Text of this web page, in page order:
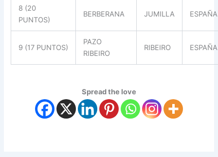
8 (20
PUNTOS)
BERBERANA JUMILLA ESPAÑA
9 (17 PUNTOS)
PAZO
RIBEIRO
RIBEIRO ESPAÑA
Spread the love